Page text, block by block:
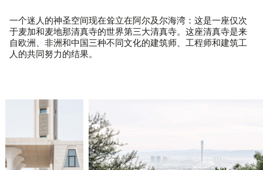
一个迷人的神圣空间现在耸立在阿尔及尔海湾：这是一座仅次
于麦加和麦地那清真寺的世界第三大清真寺。这座清真寺是来
自欧洲、非洲和中国三种不同文化的建筑师、工程师和建筑工
人的共同努力的结果。